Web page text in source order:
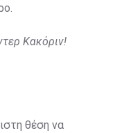
Κακόριν!
θέση να